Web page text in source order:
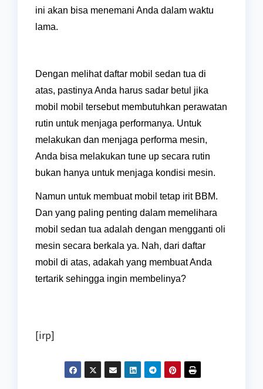
ini akan bisa menemani Anda dalam waktu
lama.
Dengan melihat daftar mobil sedan tua di
atas, pastinya Anda harus sadar betul jika
mobil mobil tersebut membutuhkan perawatan
rutin untuk menjaga performanya. Untuk
melakukan dan menjaga performa mesin,
Anda bisa melakukan tune up secara rutin
bukan hanya untuk menjaga kondisi mesin.
Namun untuk membuat mobil tetap irit BBM.
Dan yang paling penting dalam memelihara
mobil sedan tua adalah dengan mengganti oli
mesin secara berkala ya. Nah, dari daftar
mobil di atas, adakah yang membuat Anda
tertarik sehingga ingin membelinya?
[irp]